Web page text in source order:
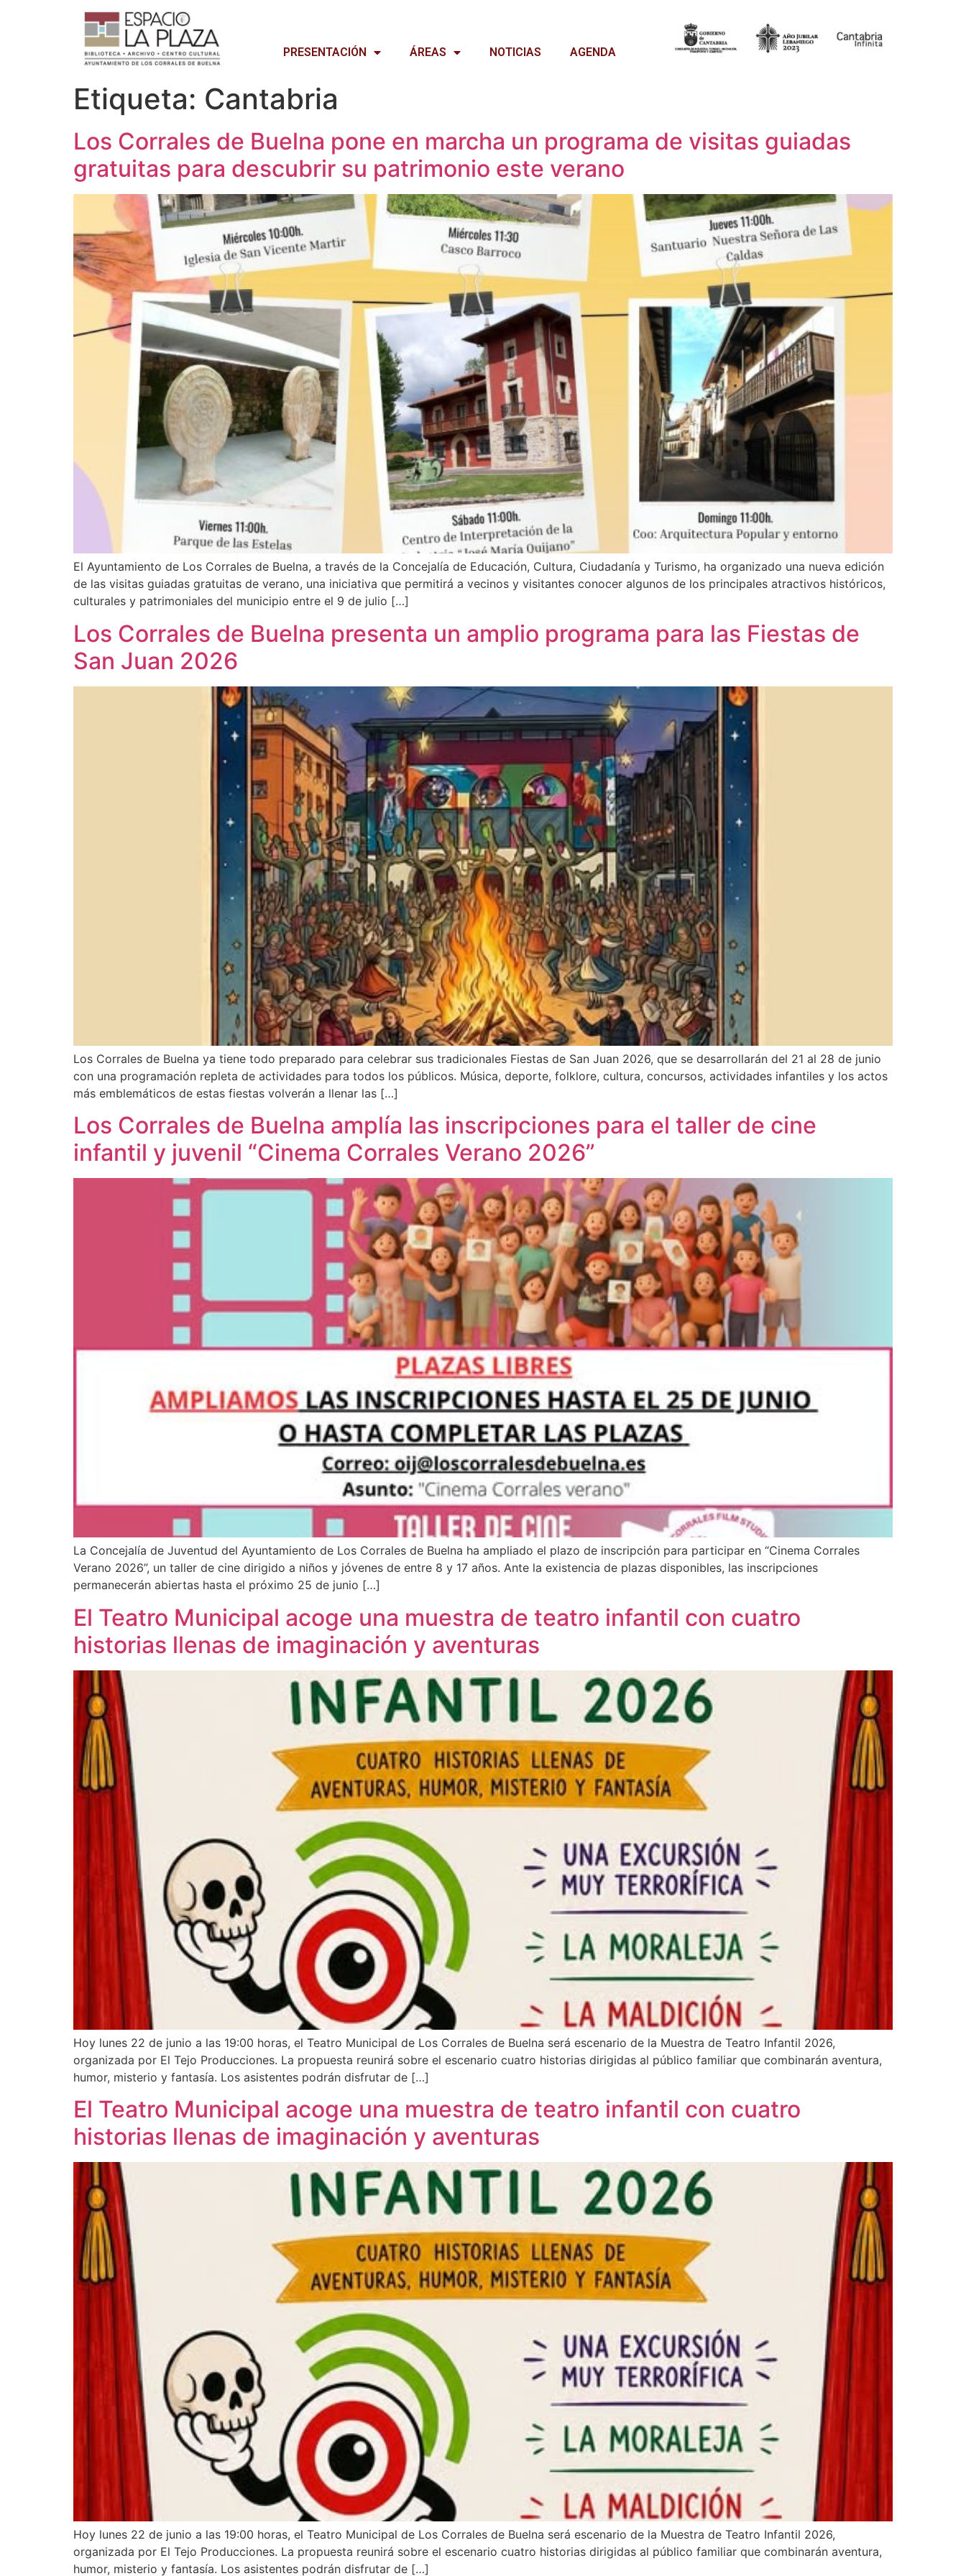
PRESENTACIÓN ÁREAS NOTICIAS AGENDA
Etiqueta: Cantabria
Los Corrales de Buelna pone en marcha un programa de visitas guiadas
gratuitas para descubrir su patrimonio este verano
El Ayuntamiento de Los Corrales de Buelna, a través de la Concejalía de Educación, Cultura, Ciudadanía y Turismo, ha organizado una nueva edición
de las visitas guiadas gratuitas de verano, una iniciativa que permitirá a vecinos y visitantes conocer algunos de los principales atractivos históricos,
culturales y patrimoniales del municipio entre el 9 de julio […]
Los Corrales de Buelna presenta un amplio programa para las Fiestas de
San Juan 2026
Los Corrales de Buelna ya tiene todo preparado para celebrar sus tradicionales Fiestas de San Juan 2026, que se desarrollarán del 21 al 28 de junio
con una programación repleta de actividades para todos los públicos. Música, deporte, folklore, cultura, concursos, actividades infantiles y los actos
más emblemáticos de estas fiestas volverán a llenar las […]
Los Corrales de Buelna amplía las inscripciones para el taller de cine
infantil y juvenil “Cinema Corrales Verano 2026”
La Concejalía de Juventud del Ayuntamiento de Los Corrales de Buelna ha ampliado el plazo de inscripción para participar en “Cinema Corrales
Verano 2026”, un taller de cine dirigido a niños y jóvenes de entre 8 y 17 años. Ante la existencia de plazas disponibles, las inscripciones
permanecerán abiertas hasta el próximo 25 de junio […]
El Teatro Municipal acoge una muestra de teatro infantil con cuatro
historias llenas de imaginación y aventuras
Hoy lunes 22 de junio a las 19:00 horas, el Teatro Municipal de Los Corrales de Buelna será escenario de la Muestra de Teatro Infantil 2026,
organizada por El Tejo Producciones. La propuesta reunirá sobre el escenario cuatro historias dirigidas al público familiar que combinarán aventura,
humor, misterio y fantasía. Los asistentes podrán disfrutar de […]
El Teatro Municipal acoge una muestra de teatro infantil con cuatro
historias llenas de imaginación y aventuras
Hoy lunes 22 de junio a las 19:00 horas, el Teatro Municipal de Los Corrales de Buelna será escenario de la Muestra de Teatro Infantil 2026,
organizada por El Tejo Producciones. La propuesta reunirá sobre el escenario cuatro historias dirigidas al público familiar que combinarán aventura,
humor, misterio y fantasía. Los asistentes podrán disfrutar de […]